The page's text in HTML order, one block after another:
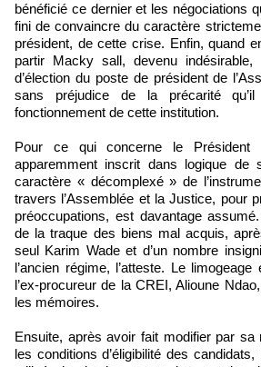
bénéficié ce dernier et les négociations
fini de convaincre du caractère
président, de cette crise. Enfin, quand
partir Macky sall, devenu
d’élection du poste de président de
sans préjudice de la précarité
fonctionnement de cette institution.
Pour ce qui concerne le Président
apparemment inscrit dans logique de
caractère « décomplexé » de
travers l’Assemblée et la Justice, pour
préoccupations, est davantage assumé.
de la traque des biens mal acquis,
seul Karim Wade et d’un nombre
l’ancien régime, l’atteste. Le
l’ex-procureur de la CREI, Alioune
les mémoires.
Ensuite, après avoir fait modifier par sa
les conditions d’éligibilité des